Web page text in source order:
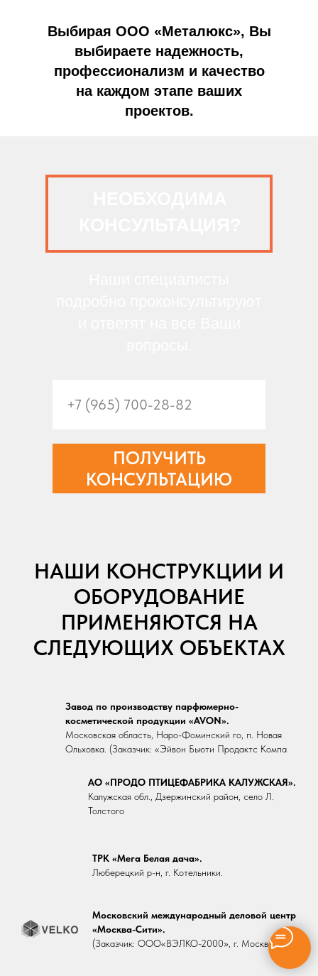
Выбирая ООО «Металюкс», Вы
выбираете надежность,
профессионализм и качество
на каждом этапе ваших
проектов.
ПОЛУЧИТЬ
КОНСУЛЬТАЦИЮ
НАШИ КОНСТРУКЦИИ И
ОБОРУДОВАНИЕ
ПРИМЕНЯЮТСЯ НА
СЛЕДУЮЩИХ ОБЪЕКТАХ
Завод по производству парфюмерно-
косметической продукции «AVON».
Московская область, Наро-Фоминский го, п. Новая
Ольховка. (Заказчик: «Эйвон Бьюти Продактс Компа
АО «ПРОДО ПТИЦЕФАБРИКА КАЛУЖСКАЯ».
Калужская обл., Дзержинский район, село Л.
Толстого
ТРК «Мега Белая дача».
Люберецкий р-н, г. Котельники.
Московский международный деловой центр
«Москва-Сити».
(Заказчик: ООО«ВЭЛКО-2000», г. Москва.)